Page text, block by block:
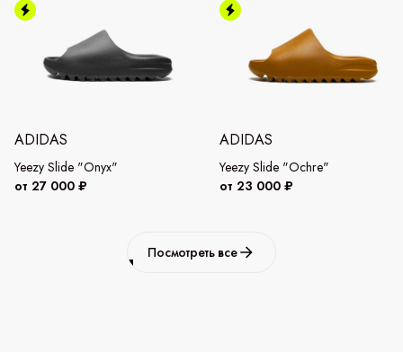
ADIDAS
Yeezy Slide "Onyx"
от 27 000 ₽
ADIDAS
Yeezy Slide "Ochre"
от 23 000 ₽
Посмотреть все